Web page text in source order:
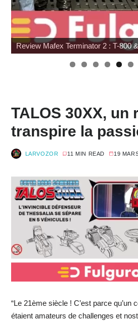
T-800 & John Connor
TALOS 30XX, un
transpire la
LARVOZOR 11 MIN READ 19
“Le 21ème siècle ! C’est parce qu’un
étaient amateurs de challenges et